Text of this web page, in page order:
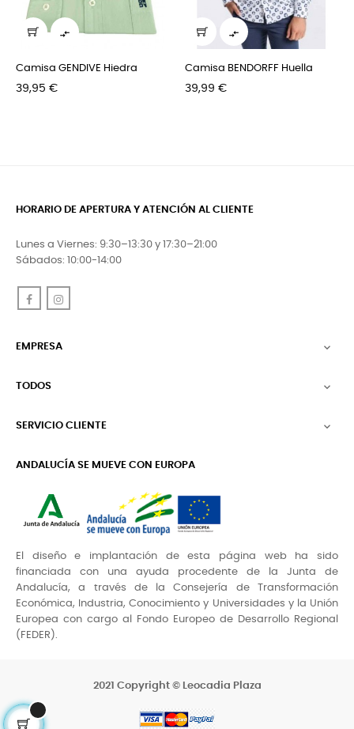

Camisa GENDIVE Hiedra
Precio
39,95 €

Camisa BENDORFF Huella
Precio
39,99 €
HORARIO DE APERTURA Y ATENCIÓN AL CLIENTE
Lunes a Viernes: 9:30–13:30 y 17:30–21:00
Sábados: 10:00-14:00
Facebook
EMPRESA 
TODOS 
SERVICIO CLIENTE 
ANDALUCÍA SE MUEVE CON EUROPA
El diseño e implantación de esta página web ha sido
financiada con una ayuda procedente de la Junta de
Andalucía, a través de la Consejería de Transformación
Económica, Industria, Conocimiento y Universidades y la Unión
Europea con cargo al Fondo Europeo de Desarrollo Regional
(FEDER).
2021 Copyright © Leocadia Plaza